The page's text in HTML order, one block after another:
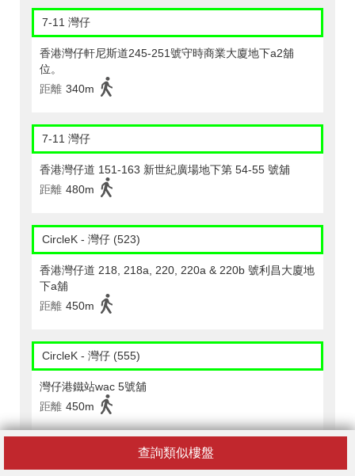
查詢類似樓盤
7-11 灣仔
香港灣仔軒尼斯道245-251號守時商業大廈地下a2舖
位。
距離 340m
7-11 灣仔
香港灣仔道 151-163 新世紀廣場地下第 54-55 號舖
距離 480m
CircleK - 灣仔 (523)
香港灣仔道 218, 218a, 220, 220a & 220b 號利昌大廈地
下a舖
距離 450m
CircleK - 灣仔 (555)
灣仔港鐵站wac 5號舖
距離 450m
CircleK - 灣仔 (207)